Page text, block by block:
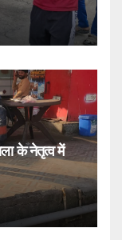
के नेतृत्व में